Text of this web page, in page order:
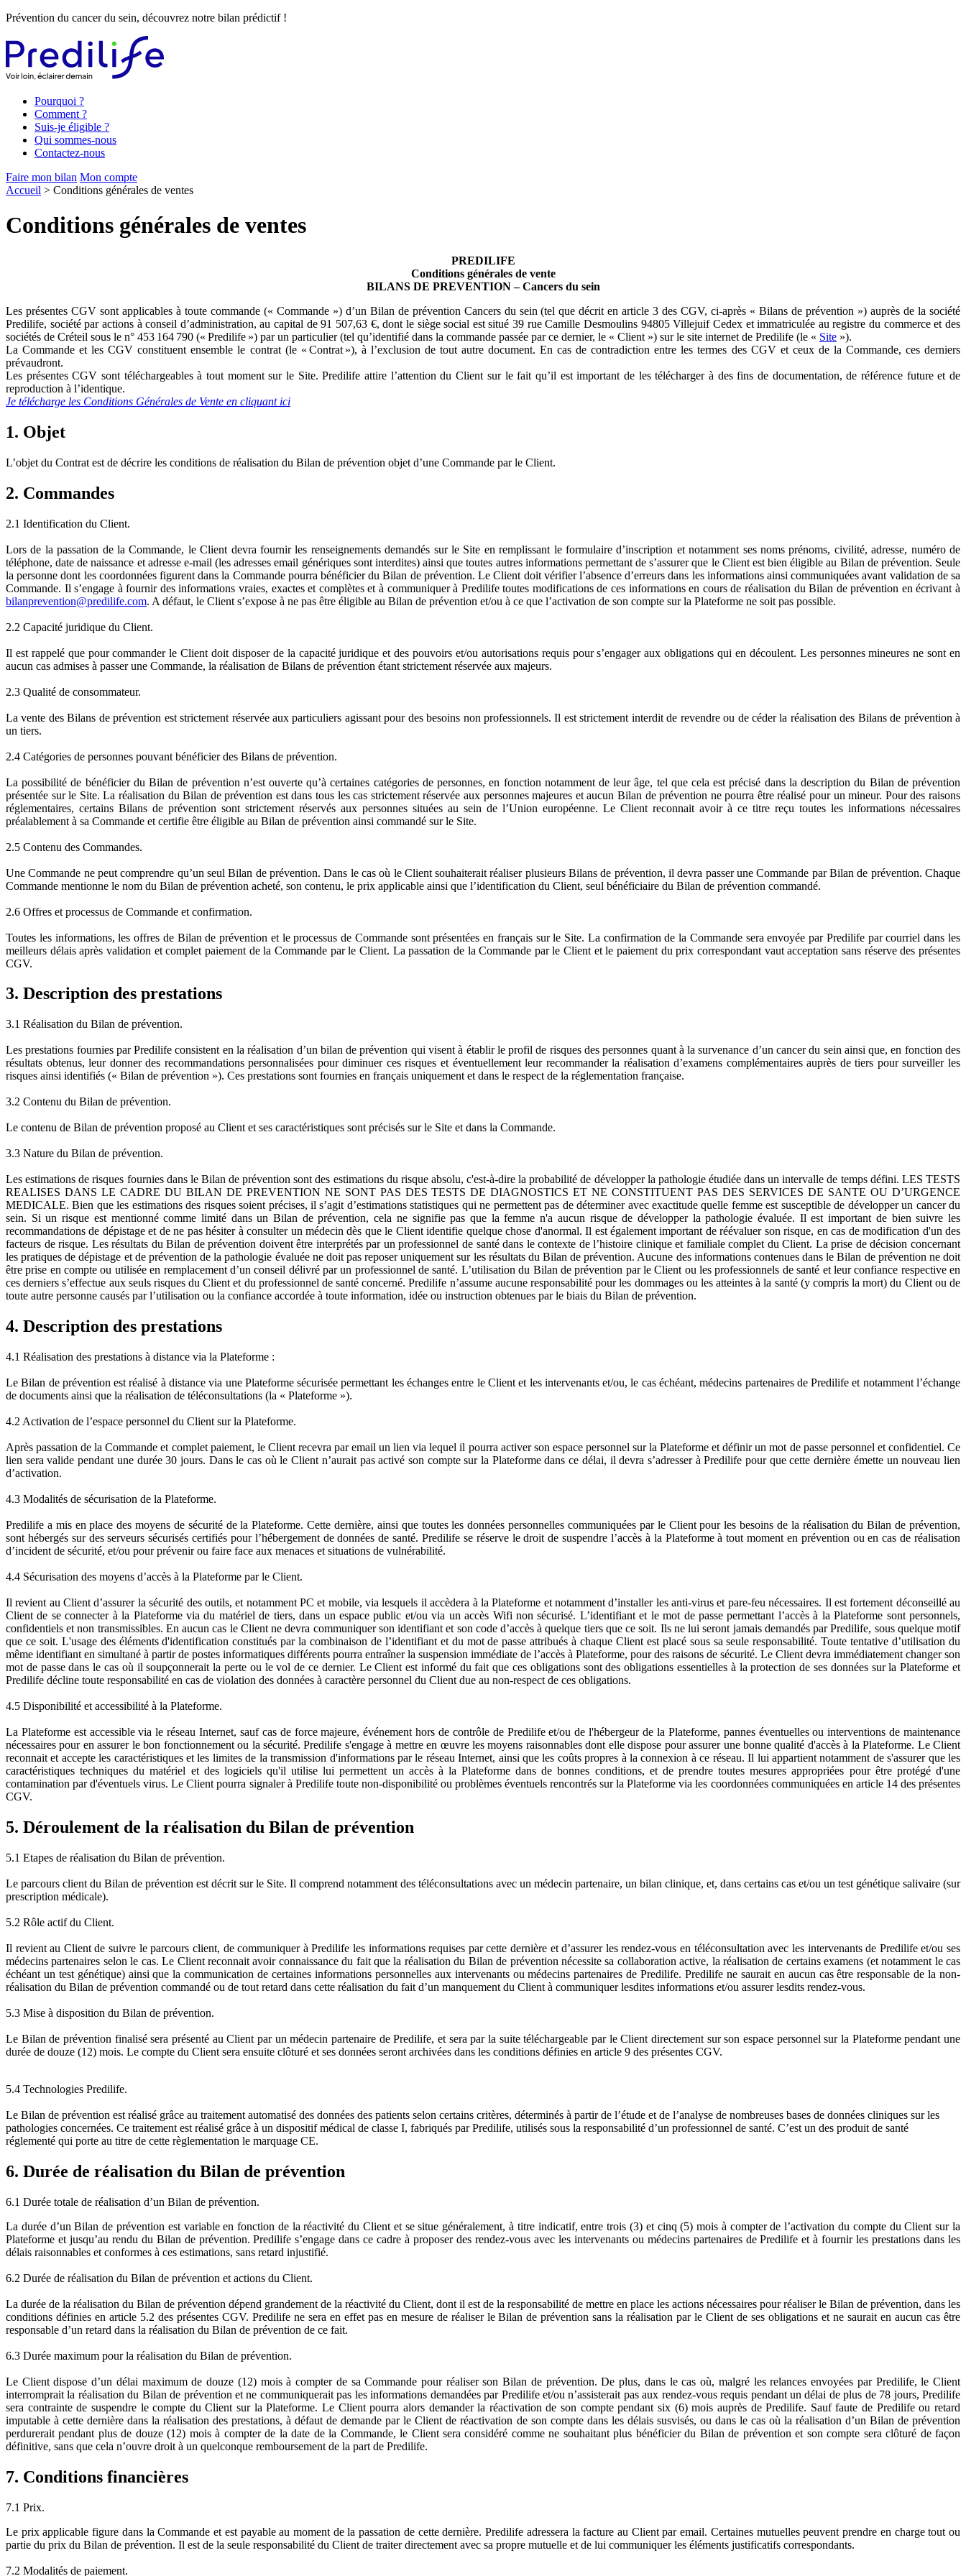
Prévention du cancer du sein, découvrez notre bilan prédictif !
Pourquoi ?
Comment ?
Suis-je éligible ?
Qui sommes-nous
Contactez-nous
Faire mon bilan Mon compte
Accueil > Conditions générales de ventes
Conditions générales de ventes
PREDILIFE
Conditions générales de vente
BILANS DE PREVENTION – Cancers du sein
Les présentes CGV sont applicables à toute commande (« Commande ») d’un Bilan de prévention Cancers du sein (tel que décrit en article 3 des CGV, ci-après « Bilans de prévention ») auprès de la société
Predilife, société par actions à conseil d’administration, au capital de 91 507,63 €, dont le siège social est situé 39 rue Camille Desmoulins 94805 Villejuif Cedex et immatriculée au registre du commerce et des
sociétés de Créteil sous le n° 453 164 790 (« Predilife ») par un particulier (tel qu’identifié dans la commande passée par ce dernier, le « Client ») sur le site internet de Predilife (le « Site »).
La Commande et les CGV constituent ensemble le contrat (le « Contrat »), à l’exclusion de tout autre document. En cas de contradiction entre les termes des CGV et ceux de la Commande, ces derniers
prévaudront.
Les présentes CGV sont téléchargeables à tout moment sur le Site. Predilife attire l’attention du Client sur le fait qu’il est important de les télécharger à des fins de documentation, de référence future et de
reproduction à l’identique.
Je télécharge les Conditions Générales de Vente en cliquant ici
1. Objet
L’objet du Contrat est de décrire les conditions de réalisation du Bilan de prévention objet d’une Commande par le Client.
2. Commandes
2.1 Identification du Client.
Lors de la passation de la Commande, le Client devra fournir les renseignements demandés sur le Site en remplissant le formulaire d’inscription et notamment ses noms prénoms, civilité, adresse, numéro de
téléphone, date de naissance et adresse e-mail (les adresses email génériques sont interdites) ainsi que toutes autres informations permettant de s’assurer que le Client est bien éligible au Bilan de prévention. Seule
la personne dont les coordonnées figurent dans la Commande pourra bénéficier du Bilan de prévention. Le Client doit vérifier l’absence d’erreurs dans les informations ainsi communiquées avant validation de sa
Commande. Il s’engage à fournir des informations vraies, exactes et complètes et à communiquer à Predilife toutes modifications de ces informations en cours de réalisation du Bilan de prévention en écrivant à
bilanprevention@predilife.com. A défaut, le Client s’expose à ne pas être éligible au Bilan de prévention et/ou à ce que l’activation de son compte sur la Plateforme ne soit pas possible.
2.2 Capacité juridique du Client.
Il est rappelé que pour commander le Client doit disposer de la capacité juridique et des pouvoirs et/ou autorisations requis pour s’engager aux obligations qui en découlent. Les personnes mineures ne sont en
aucun cas admises à passer une Commande, la réalisation de Bilans de prévention étant strictement réservée aux majeurs.
2.3 Qualité de consommateur.
La vente des Bilans de prévention est strictement réservée aux particuliers agissant pour des besoins non professionnels. Il est strictement interdit de revendre ou de céder la réalisation des Bilans de prévention à
un tiers.
2.4 Catégories de personnes pouvant bénéficier des Bilans de prévention.
La possibilité de bénéficier du Bilan de prévention n’est ouverte qu’à certaines catégories de personnes, en fonction notamment de leur âge, tel que cela est précisé dans la description du Bilan de prévention
présentée sur le Site. La réalisation du Bilan de prévention est dans tous les cas strictement réservée aux personnes majeures et aucun Bilan de prévention ne pourra être réalisé pour un mineur. Pour des raisons
réglementaires, certains Bilans de prévention sont strictement réservés aux personnes situées au sein de l’Union européenne. Le Client reconnait avoir à ce titre reçu toutes les informations nécessaires
préalablement à sa Commande et certifie être éligible au Bilan de prévention ainsi commandé sur le Site.
2.5 Contenu des Commandes.
Une Commande ne peut comprendre qu’un seul Bilan de prévention. Dans le cas où le Client souhaiterait réaliser plusieurs Bilans de prévention, il devra passer une Commande par Bilan de prévention. Chaque
Commande mentionne le nom du Bilan de prévention acheté, son contenu, le prix applicable ainsi que l’identification du Client, seul bénéficiaire du Bilan de prévention commandé.
2.6 Offres et processus de Commande et confirmation.
Toutes les informations, les offres de Bilan de prévention et le processus de Commande sont présentées en français sur le Site. La confirmation de la Commande sera envoyée par Predilife par courriel dans les
meilleurs délais après validation et complet paiement de la Commande par le Client. La passation de la Commande par le Client et le paiement du prix correspondant vaut acceptation sans réserve des présentes
CGV.
3. Description des prestations
3.1 Réalisation du Bilan de prévention.
Les prestations fournies par Predilife consistent en la réalisation d’un bilan de prévention qui visent à établir le profil de risques des personnes quant à la survenance d’un cancer du sein ainsi que, en fonction des
résultats obtenus, leur donner des recommandations personnalisées pour diminuer ces risques et éventuellement leur recommander la réalisation d’examens complémentaires auprès de tiers pour surveiller les
risques ainsi identifiés (« Bilan de prévention »). Ces prestations sont fournies en français uniquement et dans le respect de la réglementation française.
3.2 Contenu du Bilan de prévention.
Le contenu de Bilan de prévention proposé au Client et ses caractéristiques sont précisés sur le Site et dans la Commande.
3.3 Nature du Bilan de prévention.
Les estimations de risques fournies dans le Bilan de prévention sont des estimations du risque absolu, c'est-à-dire la probabilité de développer la pathologie étudiée dans un intervalle de temps défini. LES TESTS
REALISES DANS LE CADRE DU BILAN DE PREVENTION NE SONT PAS DES TESTS DE DIAGNOSTICS ET NE CONSTITUENT PAS DES SERVICES DE SANTE OU D’URGENCE
MEDICALE. Bien que les estimations des risques soient précises, il s’agit d’estimations statistiques qui ne permettent pas de déterminer avec exactitude quelle femme est susceptible de développer un cancer du
sein. Si un risque est mentionné comme limité dans un Bilan de prévention, cela ne signifie pas que la femme n'a aucun risque de développer la pathologie évaluée. Il est important de bien suivre les
recommandations de dépistage et de ne pas hésiter à consulter un médecin dès que le Client identifie quelque chose d'anormal. Il est également important de réévaluer son risque, en cas de modification d'un des
facteurs de risque. Les résultats du Bilan de prévention doivent être interprétés par un professionnel de santé dans le contexte de l’histoire clinique et familiale complet du Client. La prise de décision concernant
les pratiques de dépistage et de prévention de la pathologie évaluée ne doit pas reposer uniquement sur les résultats du Bilan de prévention. Aucune des informations contenues dans le Bilan de prévention ne doit
être prise en compte ou utilisée en remplacement d’un conseil délivré par un professionnel de santé. L’utilisation du Bilan de prévention par le Client ou les professionnels de santé et leur confiance respective en
ces derniers s’effectue aux seuls risques du Client et du professionnel de santé concerné. Predilife n’assume aucune responsabilité pour les dommages ou les atteintes à la santé (y compris la mort) du Client ou de
toute autre personne causés par l’utilisation ou la confiance accordée à toute information, idée ou instruction obtenues par le biais du Bilan de prévention.
4. Description des prestations
4.1 Réalisation des prestations à distance via la Plateforme :
Le Bilan de prévention est réalisé à distance via une Plateforme sécurisée permettant les échanges entre le Client et les intervenants et/ou, le cas échéant, médecins partenaires de Predilife et notamment l’échange
de documents ainsi que la réalisation de téléconsultations (la « Plateforme »).
4.2 Activation de l’espace personnel du Client sur la Plateforme.
Après passation de la Commande et complet paiement, le Client recevra par email un lien via lequel il pourra activer son espace personnel sur la Plateforme et définir un mot de passe personnel et confidentiel. Ce
lien sera valide pendant une durée 30 jours. Dans le cas où le Client n’aurait pas activé son compte sur la Plateforme dans ce délai, il devra s’adresser à Predilife pour que cette dernière émette un nouveau lien
d’activation.
4.3 Modalités de sécurisation de la Plateforme.
Predilife a mis en place des moyens de sécurité de la Plateforme. Cette dernière, ainsi que toutes les données personnelles communiquées par le Client pour les besoins de la réalisation du Bilan de prévention,
sont hébergés sur des serveurs sécurisés certifiés pour l’hébergement de données de santé. Predilife se réserve le droit de suspendre l’accès à la Plateforme à tout moment en prévention ou en cas de réalisation
d’incident de sécurité, et/ou pour prévenir ou faire face aux menaces et situations de vulnérabilité.
4.4 Sécurisation des moyens d’accès à la Plateforme par le Client.
Il revient au Client d’assurer la sécurité des outils, et notamment PC et mobile, via lesquels il accèdera à la Plateforme et notamment d’installer les anti-virus et pare-feu nécessaires. Il est fortement déconseillé au
Client de se connecter à la Plateforme via du matériel de tiers, dans un espace public et/ou via un accès Wifi non sécurisé. L’identifiant et le mot de passe permettant l’accès à la Plateforme sont personnels,
confidentiels et non transmissibles. En aucun cas le Client ne devra communiquer son identifiant et son code d’accès à quelque tiers que ce soit. Ils ne lui seront jamais demandés par Predilife, sous quelque motif
que ce soit. L'usage des éléments d'identification constitués par la combinaison de l’identifiant et du mot de passe attribués à chaque Client est placé sous sa seule responsabilité. Toute tentative d’utilisation du
même identifiant en simultané à partir de postes informatiques différents pourra entraîner la suspension immédiate de l’accès à Plateforme, pour des raisons de sécurité. Le Client devra immédiatement changer son
mot de passe dans le cas où il soupçonnerait la perte ou le vol de ce dernier. Le Client est informé du fait que ces obligations sont des obligations essentielles à la protection de ses données sur la Plateforme et
Predilife décline toute responsabilité en cas de violation des données à caractère personnel du Client due au non-respect de ces obligations.
4.5 Disponibilité et accessibilité à la Plateforme.
La Plateforme est accessible via le réseau Internet, sauf cas de force majeure, événement hors de contrôle de Predilife et/ou de l'hébergeur de la Plateforme, pannes éventuelles ou interventions de maintenance
nécessaires pour en assurer le bon fonctionnement ou la sécurité. Predilife s'engage à mettre en œuvre les moyens raisonnables dont elle dispose pour assurer une bonne qualité d'accès à la Plateforme. Le Client
reconnait et accepte les caractéristiques et les limites de la transmission d'informations par le réseau Internet, ainsi que les coûts propres à la connexion à ce réseau. Il lui appartient notamment de s'assurer que les
caractéristiques techniques du matériel et des logiciels qu'il utilise lui permettent un accès à la Plateforme dans de bonnes conditions, et de prendre toutes mesures appropriées pour être protégé d'une
contamination par d'éventuels virus. Le Client pourra signaler à Predilife toute non-disponibilité ou problèmes éventuels rencontrés sur la Plateforme via les coordonnées communiquées en article 14 des présentes
CGV.
5. Déroulement de la réalisation du Bilan de prévention
5.1 Etapes de réalisation du Bilan de prévention.
Le parcours client du Bilan de prévention est décrit sur le Site. Il comprend notamment des téléconsultations avec un médecin partenaire, un bilan clinique, et, dans certains cas et/ou un test génétique salivaire (sur
prescription médicale).
5.2 Rôle actif du Client.
Il revient au Client de suivre le parcours client, de communiquer à Predilife les informations requises par cette dernière et d’assurer les rendez-vous en téléconsultation avec les intervenants de Predilife et/ou ses
médecins partenaires selon le cas. Le Client reconnait avoir connaissance du fait que la réalisation du Bilan de prévention nécessite sa collaboration active, la réalisation de certains examens (et notamment le cas
échéant un test génétique) ainsi que la communication de certaines informations personnelles aux intervenants ou médecins partenaires de Predilife. Predilife ne saurait en aucun cas être responsable de la non-
réalisation du Bilan de prévention commandé ou de tout retard dans cette réalisation du fait d’un manquement du Client à communiquer lesdites informations et/ou assurer lesdits rendez-vous.
5.3 Mise à disposition du Bilan de prévention.
Le Bilan de prévention finalisé sera présenté au Client par un médecin partenaire de Predilife, et sera par la suite téléchargeable par le Client directement sur son espace personnel sur la Plateforme pendant une
durée de douze (12) mois. Le compte du Client sera ensuite clôturé et ses données seront archivées dans les conditions définies en article 9 des présentes CGV.
5.4 Technologies Predilife.
Le Bilan de prévention est réalisé grâce au traitement automatisé des données des patients selon certains critères, déterminés à partir de l’étude et de l’analyse de nombreuses bases de données cliniques sur les
pathologies concernées. Ce traitement est réalisé grâce à un dispositif médical de classe I, fabriqués par Predilife, utilisés sous la responsabilité d’un professionnel de santé. C’est un des produit de santé
réglementé qui porte au titre de cette règlementation le marquage CE.
6. Durée de réalisation du Bilan de prévention
6.1 Durée totale de réalisation d’un Bilan de prévention.
La durée d’un Bilan de prévention est variable en fonction de la réactivité du Client et se situe généralement, à titre indicatif, entre trois (3) et cinq (5) mois à compter de l’activation du compte du Client sur la
Plateforme et jusqu’au rendu du Bilan de prévention. Predilife s’engage dans ce cadre à proposer des rendez-vous avec les intervenants ou médecins partenaires de Predilife et à fournir les prestations dans les
délais raisonnables et conformes à ces estimations, sans retard injustifié.
6.2 Durée de réalisation du Bilan de prévention et actions du Client.
La durée de la réalisation du Bilan de prévention dépend grandement de la réactivité du Client, dont il est de la responsabilité de mettre en place les actions nécessaires pour réaliser le Bilan de prévention, dans les
conditions définies en article 5.2 des présentes CGV. Predilife ne sera en effet pas en mesure de réaliser le Bilan de prévention sans la réalisation par le Client de ses obligations et ne saurait en aucun cas être
responsable d’un retard dans la réalisation du Bilan de prévention de ce fait.
6.3 Durée maximum pour la réalisation du Bilan de prévention.
Le Client dispose d’un délai maximum de douze (12) mois à compter de sa Commande pour réaliser son Bilan de prévention. De plus, dans le cas où, malgré les relances envoyées par Predilife, le Client
interromprait la réalisation du Bilan de prévention et ne communiquerait pas les informations demandées par Predilife et/ou n’assisterait pas aux rendez-vous requis pendant un délai de plus de 78 jours, Predilife
sera contrainte de suspendre le compte du Client sur la Plateforme. Le Client pourra alors demander la réactivation de son compte pendant six (6) mois auprès de Predilife. Sauf faute de Predilife ou retard
imputable à cette dernière dans la réalisation des prestations, à défaut de demande par le Client de réactivation de son compte dans les délais susvisés, ou dans le cas où la réalisation d’un Bilan de prévention
perdurerait pendant plus de douze (12) mois à compter de la date de la Commande, le Client sera considéré comme ne souhaitant plus bénéficier du Bilan de prévention et son compte sera clôturé de façon
définitive, sans que cela n’ouvre droit à un quelconque remboursement de la part de Predilife.
7. Conditions financières
7.1 Prix.
Le prix applicable figure dans la Commande et est payable au moment de la passation de cette dernière. Predilife adressera la facture au Client par email. Certaines mutuelles peuvent prendre en charge tout ou
partie du prix du Bilan de prévention. Il est de la seule responsabilité du Client de traiter directement avec sa propre mutuelle et de lui communiquer les éléments justificatifs correspondants.
7.2 Modalités de paiement.